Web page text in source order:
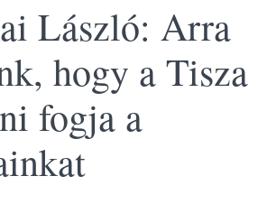
László: Arra
hogy a Tisza
fogja a